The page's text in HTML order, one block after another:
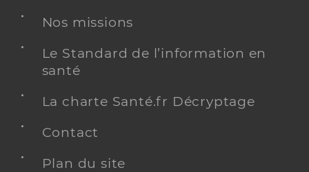
Nos missions
Le Standard de l’information en
santé
La charte Santé.fr Décryptage
Contact
Plan du site